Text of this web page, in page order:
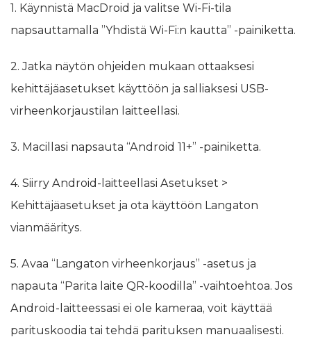
1. Käynnistä MacDroid ja valitse Wi-Fi-tila
napsauttamalla ”Yhdistä Wi-Fi:n kautta” -painiketta.
2. Jatka näytön ohjeiden mukaan ottaaksesi
kehittäjäasetukset käyttöön ja salliaksesi USB-
virheenkorjaustilan laitteellasi.
3. Macillasi napsauta “Android 11+” -painiketta.
4. Siirry Android-laitteellasi Asetukset >
Kehittäjäasetukset ja ota käyttöön Langaton
vianmääritys.
5. Avaa “Langaton virheenkorjaus” -asetus ja
napauta “Parita laite QR-koodilla” -vaihtoehtoa. Jos
Android-laitteessasi ei ole kameraa, voit käyttää
parituskoodia tai tehdä parituksen manuaalisesti.